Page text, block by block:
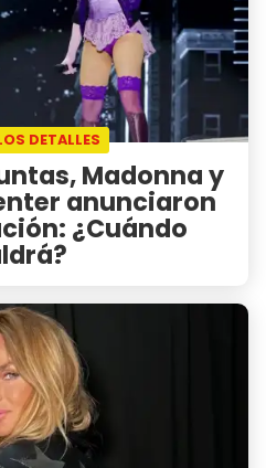
DETALLES
Madonna y
anunciaron
¿Cuándo